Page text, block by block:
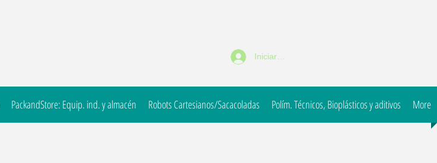
Iniciar sesión
PackandStore: Equip. ind. y almacén Robots Cartesianos/Sacacoladas Polím. Técnicos, Bioplásticos y aditivos More